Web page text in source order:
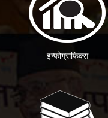
इन्फोग्राफिक्स